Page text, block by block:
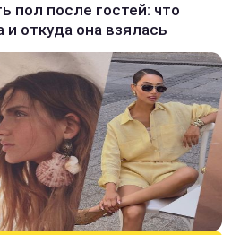
пол после гостей: что
и откуда она взялась